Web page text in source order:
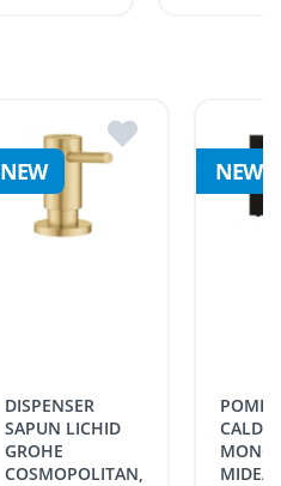
DISPENSER
SAPUN LICHID
GROHE
COSMOPOLITAN,
NEW
POMPA DE
MIDEA
NEW